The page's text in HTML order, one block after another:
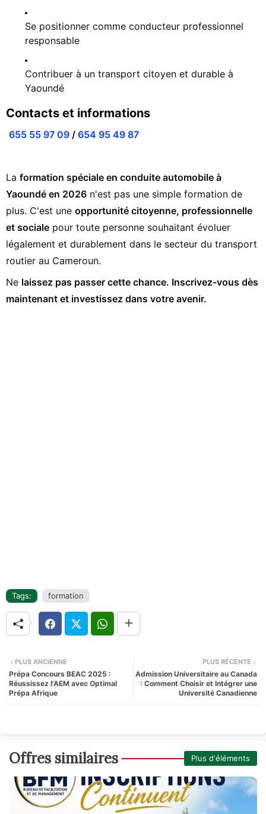
Se positionner comme conducteur professionnel
responsable
Contribuer à un transport citoyen et durable à
Yaoundé
Contacts et informations
655 55 97 09 / 654 95 49 87
La formation spéciale en conduite automobile à
Yaoundé en 2026 n'est pas une simple formation de
plus. C'est une opportunité citoyenne, professionnelle
et sociale pour toute personne souhaitant évoluer
légalement et durablement dans le secteur du transport
routier au Cameroun.
Ne laissez pas passer cette chance. Inscrivez-vous dès
maintenant et investissez dans votre avenir.
Tags: formation
PLUS RÉCENTE
Admission Universitaire au Canada
: Comment Choisir et Intégrer une
Université Canadienne
PLUS ANCIENNE
Prépa Concours BEAC 2025 :
Réussissez l'AEM avec Optimal
Prépa Afrique
Offres similaires Plus d'éléments